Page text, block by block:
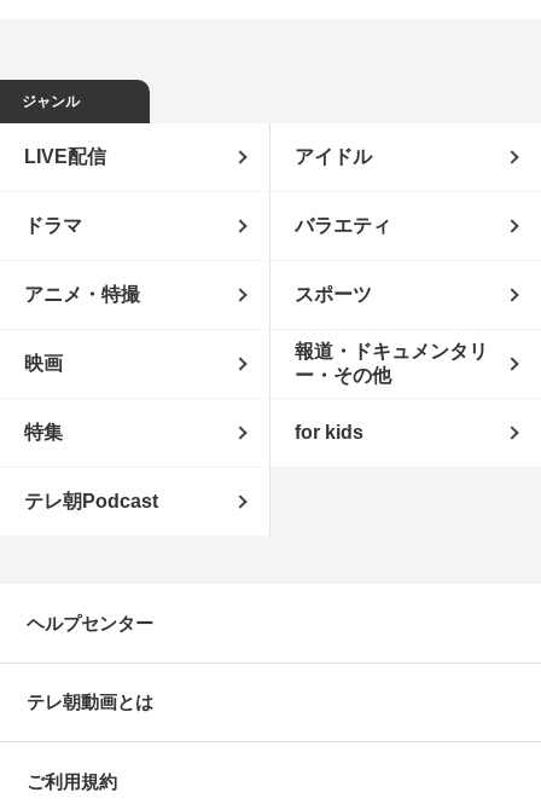
ジャンル
LIVE配信 アイドル
ドラマ バラエティ
アニメ・特撮 スポーツ
映画
報道・ドキュメンタリ
ー・その他
特集 for kids
テレ朝Podcast
ヘルプセンター
テレ朝動画とは
ご利用規約